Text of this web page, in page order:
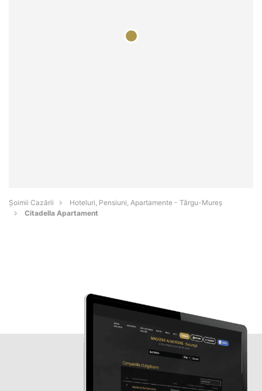
Șoimii Cazării
Hoteluri, Pensiuni, Apartamente - Târgu-Mureş
Citadella Apartament